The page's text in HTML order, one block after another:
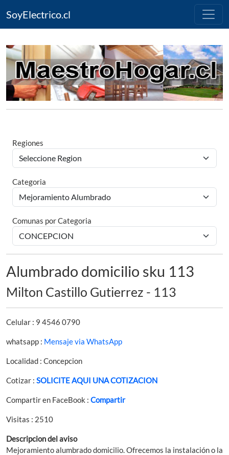
SoyElectrico.cl
Regiones
Categoria
Comunas por Categoria
Alumbrado domicilio sku 113
Milton Castillo Gutierrez - 113
Celular : 9 4546 0790
whatsapp : Mensaje via WhatsApp
Localidad : Concepcion
Cotizar : SOLICITE AQUI UNA COTIZACION
Compartir en FaceBook : Compartir
Visitas : 2510
Descripcion del aviso
Mejoramiento alumbrado domicilio. Ofrecemos la instalación o la